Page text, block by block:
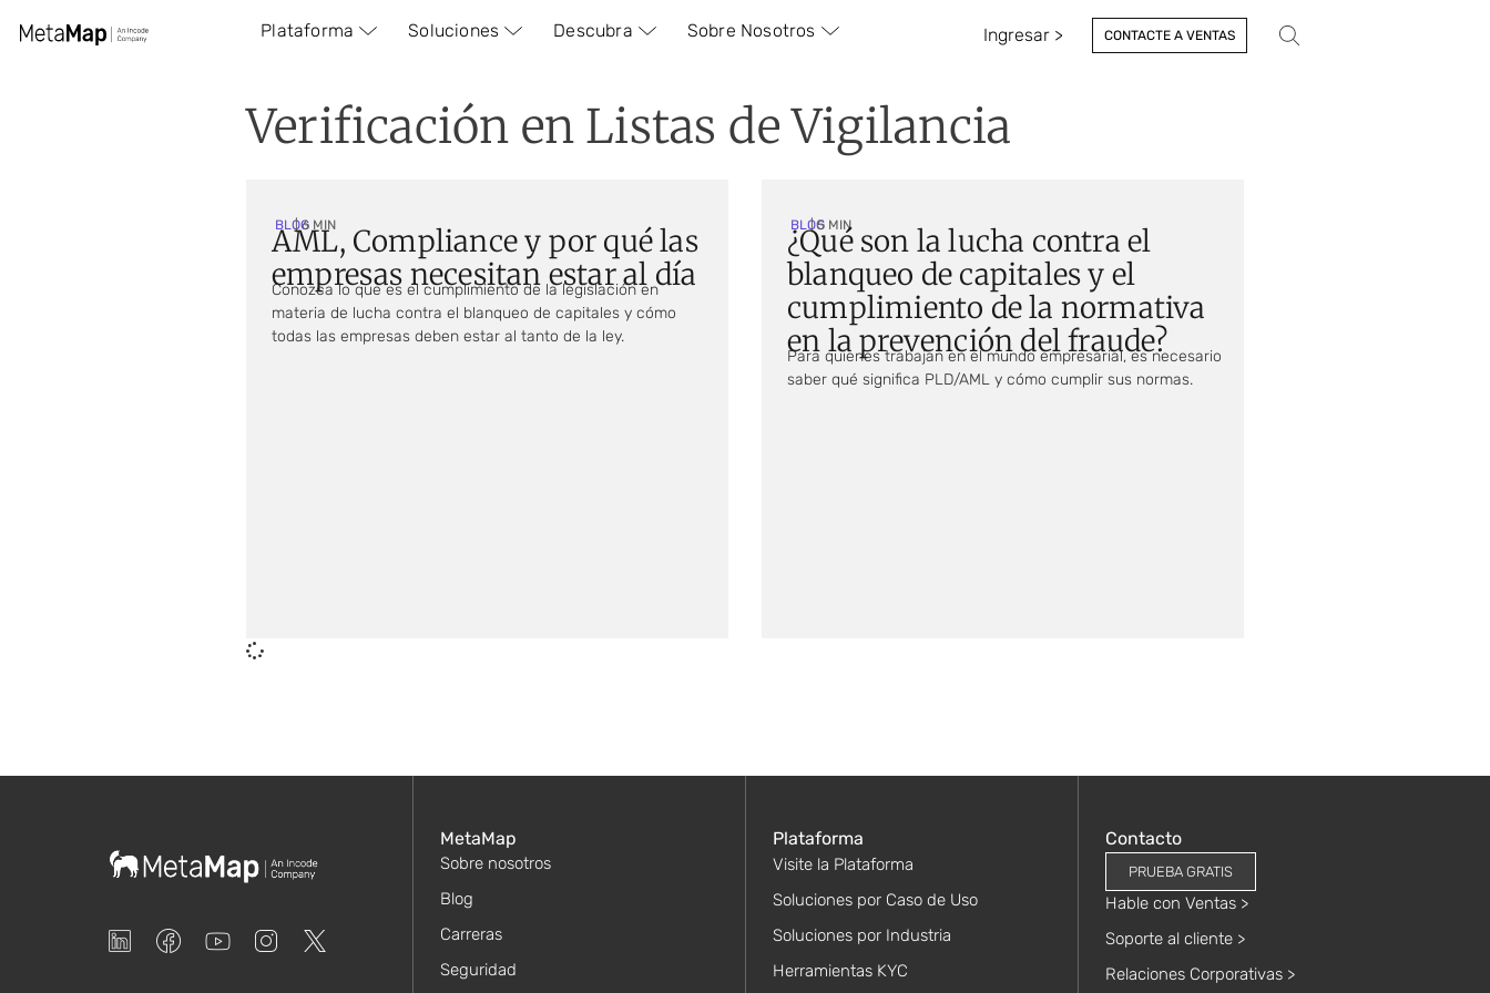
Plataforma Soluciones Descubra Sobre Nosotros Ingresar > CONTACTE A VENTAS
Verificación en Listas de Vigilancia
BLOG| 6 MIN
AML, Compliance y por qué las
empresas necesitan estar al día
Conozca lo que es el cumplimiento de la legislación en
materia de lucha contra el blanqueo de capitales y cómo
todas las empresas deben estar al tanto de la ley.
BLOG| 5 MIN
¿Qué son la lucha contra el
blanqueo de capitales y el
cumplimiento de la normativa
en la prevención del fraude?
Para quienes trabajan en el mundo empresarial, es necesario
saber qué significa PLD/AML y cómo cumplir sus normas.
MetaMap
Sobre nosotros
Blog
Carreras
Seguridad
Plataforma
Visite la Plataforma
Soluciones por Caso de Uso
Soluciones por Industria
Herramientas KYC
Contacto
PRUEBA GRATIS
Hable con Ventas >
Soporte al cliente >
Relaciones Corporativas >